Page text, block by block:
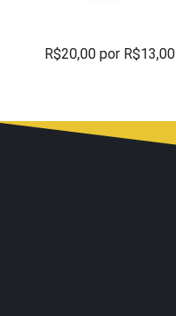
R$20,00 por R$13,00